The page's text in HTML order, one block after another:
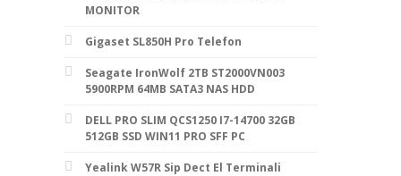
MONITOR
Gigaset SL850H Pro Telefon
Seagate IronWolf 2TB ST2000VN003
5900RPM 64MB SATA3 NAS HDD
DELL PRO SLIM QCS1250 I7-14700 32GB
512GB SSD WIN11 PRO SFF PC
Yealink W57R Sip Dect El Terminali